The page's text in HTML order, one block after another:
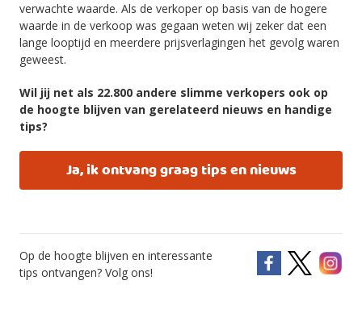
verwachte waarde. Als de verkoper op basis van de hogere
waarde in de verkoop was gegaan weten wij zeker dat een
lange looptijd en meerdere prijsverlagingen het gevolg waren
geweest.
Wil jij net als 22.800 andere slimme verkopers ook op
de hoogte blijven van gerelateerd nieuws en handige
tips?
Ja, ik ontvang graag tips en nieuws
Op de hoogte blijven en interessante
tips ontvangen? Volg ons!